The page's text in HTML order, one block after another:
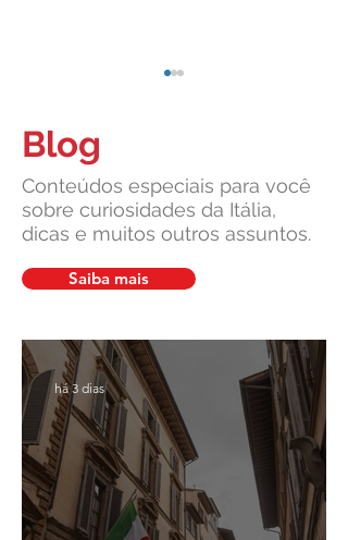
Cidadania Italiana: Leardini
Consulenze explica a nova
Constitucional
Blog
Conteúdos especiais para você
sobre curiosidades da Itália,
dicas e muitos outros assuntos.
Saiba mais
há 3 dias